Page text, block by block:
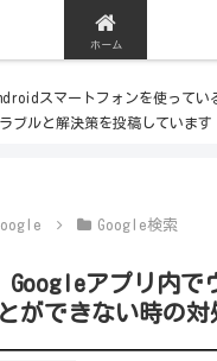
スマートフォンを使ってい
ラブルと解決策を投稿しています
Google検索
Googleアプリ内で
ができない時の対
ホーム